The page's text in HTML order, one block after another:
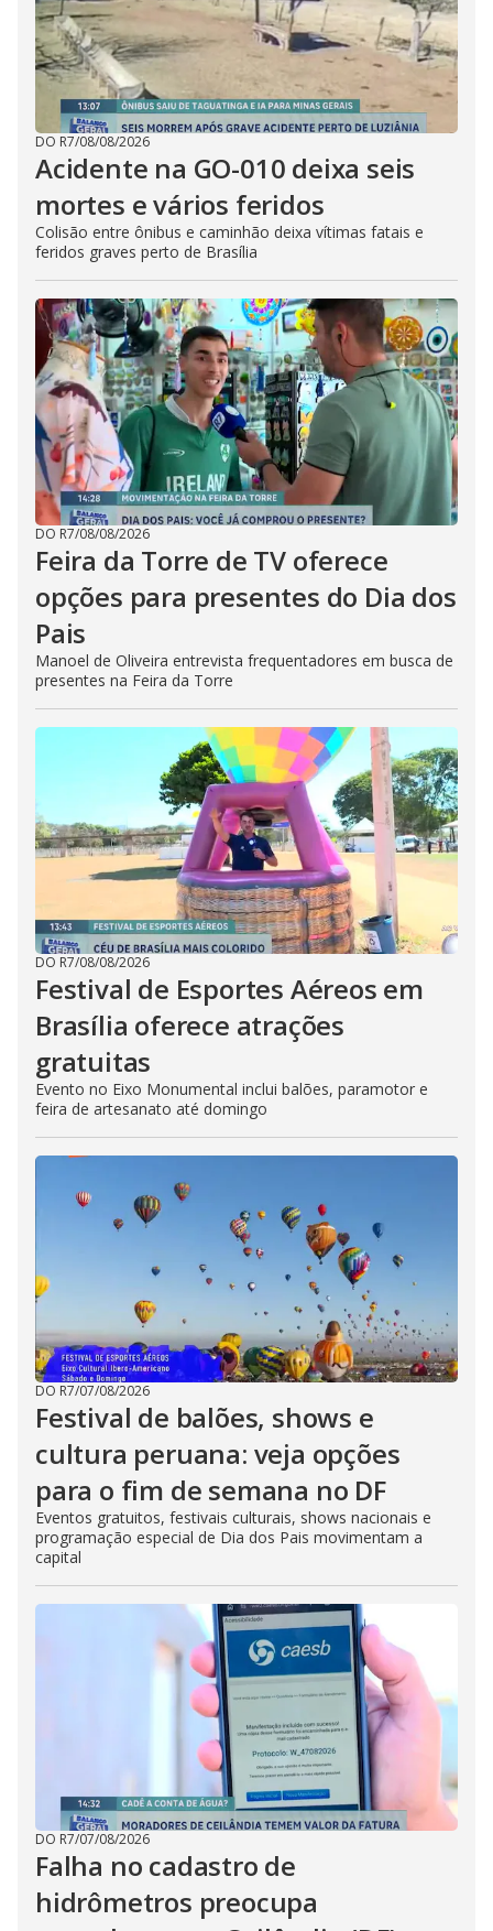
DO R7/08/08/2026
Acidente na GO-010 deixa seis
mortes e vários feridos
Colisão entre ônibus e caminhão deixa vítimas fatais e
feridos graves perto de Brasília
DO R7/08/08/2026
Feira da Torre de TV oferece
opções para presentes do Dia dos
Pais
Manoel de Oliveira entrevista frequentadores em busca de
presentes na Feira da Torre
DO R7/08/08/2026
Festival de Esportes Aéreos em
Brasília oferece atrações
gratuitas
Evento no Eixo Monumental inclui balões, paramotor e
feira de artesanato até domingo
DO R7/07/08/2026
Festival de balões, shows e
cultura peruana: veja opções
para o fim de semana no DF
Eventos gratuitos, festivais culturais, shows nacionais e
programação especial de Dia dos Pais movimentam a
capital
DO R7/07/08/2026
Falha no cadastro de
hidrômetros preocupa